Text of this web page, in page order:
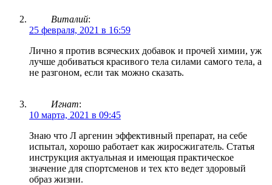
Виталий:
25 февраля, 2021 в 16:59
Лично я против всяческих добавок и прочей химии, уж
лучше добиваться красивого тела силами самого тела, а
не разгоном, если так можно сказать.
Игнат:
10 марта, 2021 в 09:45
Знаю что Л аргенин эффективный препарат, на себе
испытал, хорошо работает как жиросжигатель. Статья
инструкция актуальная и имеющая практическое
значение для спортсменов и тех кто ведет здоровый
образ жизни.